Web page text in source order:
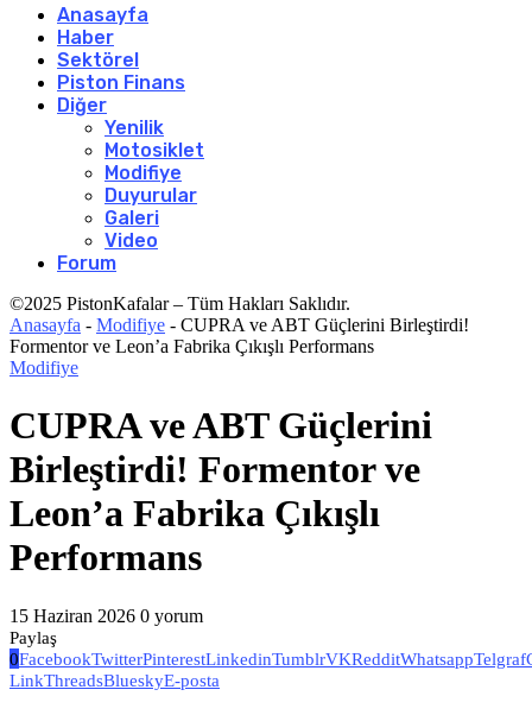
Anasayfa
Haber
Sektörel
Piston Finans
Diğer
Yenilik
Motosiklet
Modifiye
Duyurular
Galeri
Video
Forum
©2025 PistonKafalar – Tüm Hakları Saklıdır.
Anasayfa - Modifiye - CUPRA ve ABT Güçlerini Birleştirdi!
Formentor ve Leon’a Fabrika Çıkışlı Performans
Modifiye
CUPRA ve ABT Güçlerini
Birleştirdi! Formentor ve
Leon’a Fabrika Çıkışlı
Performans
15 Haziran 2026 0 yorum
Paylaş
0FacebookTwitterPinterestLinkedinTumblrVKRedditWhatsappTelgraf
LinkThreadsBlueskyE-posta